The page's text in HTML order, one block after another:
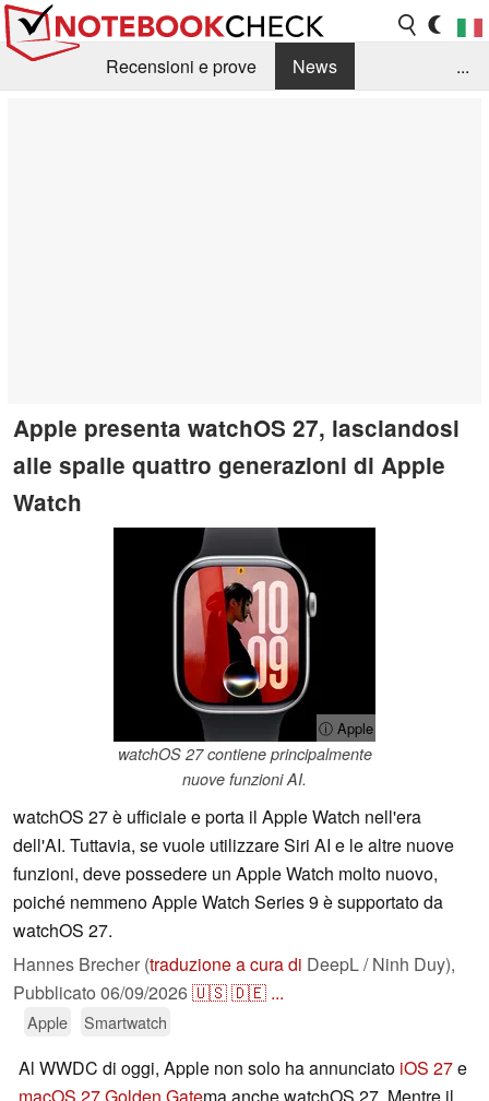
Recensioni e prove
News
...
Apple presenta watchOS 27, lasciandosi
alle spalle quattro generazioni di Apple
Watch
ⓘ Apple
watchOS 27 contiene principalmente
nuove funzioni AI.
watchOS 27 è ufficiale e porta il Apple Watch nell'era
dell'AI. Tuttavia, se vuole utilizzare Siri AI e le altre nuove
funzioni, deve possedere un Apple Watch molto nuovo,
poiché nemmeno Apple Watch Series 9 è supportato da
watchOS 27.
Hannes Brecher (traduzione a cura di DeepL / Ninh Duy),
Pubblicato 06/09/2026🇺🇸🇩🇪 ...
Apple Smartwatch
Al WWDC di oggi, Apple non solo ha annunciato iOS 27e